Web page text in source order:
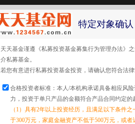
特定对象确认
天天基金谨遵《私募投资基金募集行为管理办法》
介私募基金。
若您有意进行私募投资基金投资，请确认您符合法
合格投资者标准：本人/本机构承诺具备相应风
力，投资于单只产品的金额符合产品合同约定的
（1）具有2年以上投资经历，且满足以下条件
于300万元，家庭金融资产不低于500万元，或